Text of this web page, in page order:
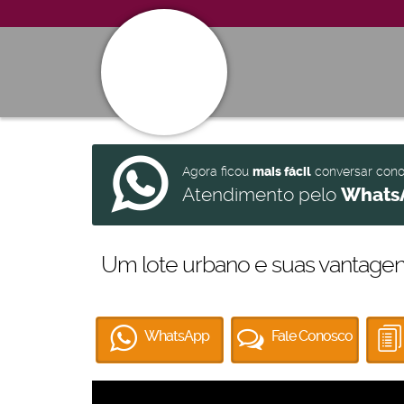
Agora ficou mais fácil conversar
Atendimento pelo
Um lote urbano e suas
WhatsApp Fale Conosco